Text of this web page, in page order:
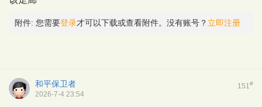
附件: 您需要登录才可以下载或查看附件。没有账号？ 立即注册
151#
和平保卫者
2026-7-4 23:54